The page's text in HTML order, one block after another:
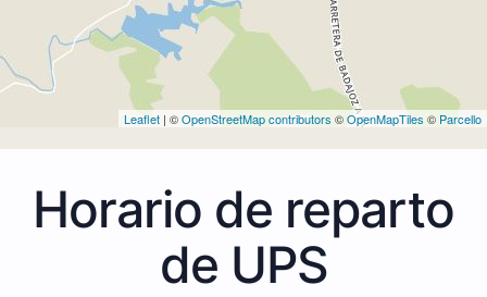
Leaflet | ©OpenStreetMap contributors ©OpenMapTiles © Parcello
Horario de reparto
de UPS